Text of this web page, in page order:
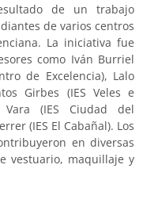
de un trabajo
de varios centros
La iniciativa fue
como Iván Burriel
de Excelencia), Lalo
Girbes (IES Veles e
(IES Ciudad del
(IES El Cabañal). Los
en diversas
vestuario, maquillaje y